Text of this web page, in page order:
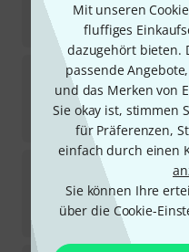
Mit unseren
fluffiges
dazugehört bieten.
passende
und das Merken von
Sie okay ist, stimmen
für Präferenzen,
einfach durch einen
Sie können Ihre
über die Cookie-
In 4–5
7,50 €
Harting
Sofort
2,50€
Sofort
1,69€